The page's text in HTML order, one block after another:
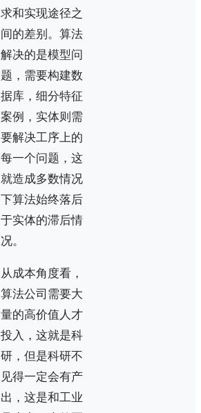
求和实现途径之
间的差别。算法
解决的是模型问
题，需要构建数
据库，细分特征
案例，实体则需
要解决工序上的
每一个问题，这
就造成多数情况
下算法始终落后
于实体的滞后情
况。
从成本角度看，
算法公司需要大
量的高价值人才
投入，这就是科
研，但是科研不
见得一定会有产
出，这是和工业